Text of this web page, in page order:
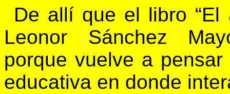
De allí que el libro “El
Leonor Sánchez
porque vuelve a
educativa en donde